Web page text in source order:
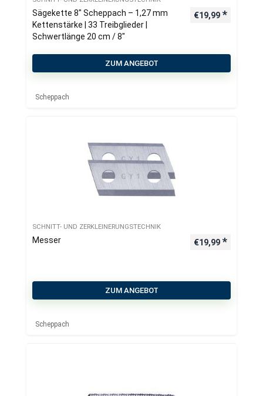
Sägekette 8″ Scheppach – 1,27 mm
Kettenstärke | 33 Treibglieder |
Schwertlänge 20 cm / 8″
€19,99
ZUM ANGEBOT
Scheppach
SCHNITT- UND ZERKLEINERUNGSTECHNIK
Messer €19,99
ZUM ANGEBOT
Scheppach